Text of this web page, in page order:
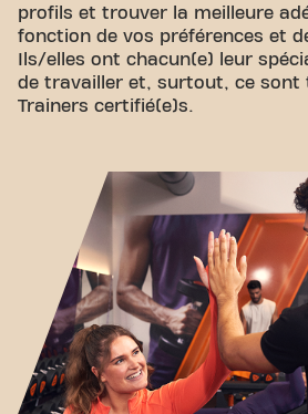
profils et trouver la meilleure
fonction de vos préférences et
Ils/elles ont chacun(e) leur
de travailler et, surtout, ce sont
Trainers certifié(e)s.